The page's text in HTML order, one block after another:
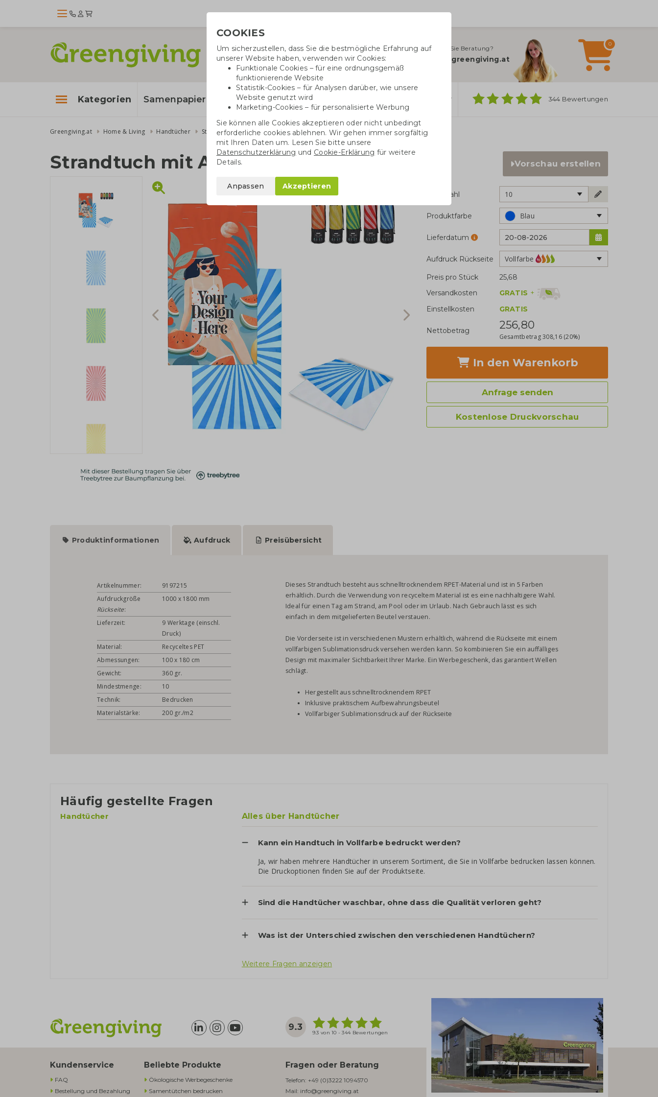
Benötigen Sie Beratung?
info@greengiving.at
0
Kategorien Samenpapier Baumwolltaschen Kugelschreiber 344 Bewertungen
Greengiving.at Home & Living Handtücher Strandtuch mit Aufbewahrungsbeutel
Strandtuch mit Aufbewahrungsbeutel Vorschau erstellen
Stückzahl 10
Produktfarbe Blau
Lieferdatum
Aufdruck Rückseite Vollfarbe
Preis pro Stück
25,68
Versandkosten
GRATIS +
Einstellkosten
GRATIS
Nettobetrag 256,80
Gesamtbetrag308,16 (20%)
In den Warenkorb
Anfrage senden
Kostenlose Druckvorschau
Produktinformationen Aufdruck Preisübersicht
Artikelnummer:
9197215
Aufdruckgröße
Rückseite:
1000 x 1800 mm
Lieferzeit:
9 Werktage (einschl.
Druck)
Material:
Recyceltes PET
Abmessungen:
100 x 180 cm
Gewicht:
360 gr.
Mindestmenge:
10
Technik:
Bedrucken
Materialstärke:
200 gr./m2
Dieses Strandtuch besteht aus schnelltrocknendem RPET-Material und ist in 5 Farben
erhältlich. Durch die Verwendung von recyceltem Material ist es eine nachhaltigere Wahl.
Ideal für einen Tag am Strand, am Pool oder im Urlaub. Nach Gebrauch lässt es sich
einfach in dem mitgelieferten Beutel verstauen.
Die Vorderseite ist in verschiedenen Mustern erhältlich, während die Rückseite mit einem
vollfarbigen Sublimationsdruck versehen werden kann. So kombinieren Sie ein auffälliges
Design mit maximaler Sichtbarkeit Ihrer Marke. Ein Werbegeschenk, das garantiert Wellen
schlägt.
Hergestellt aus schnelltrocknendem RPET
Inklusive praktischem Aufbewahrungsbeutel
Vollfarbiger Sublimationsdruck auf der Rückseite
Häufig gestellte Fragen
Handtücher Alles über Handtücher
Kann ein Handtuch in Vollfarbe bedruckt werden?
Ja, wir haben mehrere Handtücher in unserem Sortiment, die Sie in Vollfarbe bedrucken lassen können.
Die Druckoptionen finden Sie auf der Produktseite.
Sind die Handtücher waschbar, ohne dass die Qualität verloren geht?
Was ist der Unterschied zwischen den verschiedenen Handtüchern?
Weitere Fragen anzeigen
9.3
9.3 von 10 - 344 Bewertungen
Kundenservice
FAQ
Bestellung und Bezahlung
Beliebte Produkte
Ökologische Werbegeschenke​
Samentütchen bedrucken
Fragen oder Beratung
Telefon: +49 (0)3222 1094570
Mail: info@greengiving.at
COOKIES
Um sicherzustellen, dass Sie die bestmögliche Erfahrung auf
unserer Website haben, verwenden wir Cookies:
Funktionale Cookies – für eine ordnungsgemäß
funktionierende Website
Statistik-Cookies – für Analysen darüber, wie unsere
Website genutzt wird
Marketing-Cookies – für personalisierte Werbung
Sie können alle Cookies akzeptieren oder nicht unbedingt
erforderliche cookies ablehnen. Wir gehen immer sorgfältig
mit Ihren Daten um. Lesen Sie bitte unsere
Datenschutzerklärung und Cookie-Erklärung für weitere
Details.
Anpassen Akzeptieren